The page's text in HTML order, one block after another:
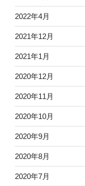
2022年4月
2021年12月
2021年1月
2020年12月
2020年11月
2020年10月
2020年9月
2020年8月
2020年7月